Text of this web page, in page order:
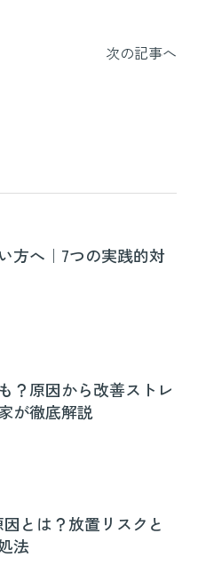
次の記事へ
方へ｜7つの実践的対
？原因から改善ストレ
が徹底解説
とは？放置リスクと
法